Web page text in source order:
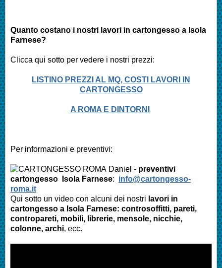
Quanto costano i nostri lavori in cartongesso a Isola
Farnese?
Clicca qui sotto per vedere i nostri prezzi:
LISTINO PREZZI AL MQ, COSTI LAVORI IN
CARTONGESSO
A ROMA E DINTORNI
Per informazioni e preventivi:
Daniel - preventivi
cartongesso Isola Farnese: info@cartongesso-
roma.it
Qui sotto un video con alcuni dei nostri lavori in
cartongesso a Isola Farnese: controsoffitti, pareti,
contropareti, mobili, librerie, mensole, nicchie,
colonne, archi, ecc.